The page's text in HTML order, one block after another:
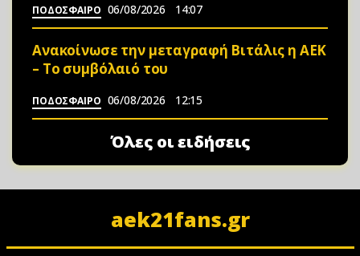
ΠΟΔΟΣΦΑΙΡΟ 06/08/2026 14:07
Ανακοίνωσε την μεταγραφή Βιτάλις η ΑΕΚ
– Το συμβόλαιό του
ΠΟΔΟΣΦΑΙΡΟ 06/08/2026 12:15
Όλες οι ειδήσεις
aek21fans.gr